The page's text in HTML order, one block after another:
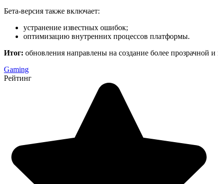
Бета‑версия также включает:
устранение известных ошибок;
оптимизацию внутренних процессов платформы.
Итог: обновления направлены на создание более прозрачной
Gaming
Рейтинг